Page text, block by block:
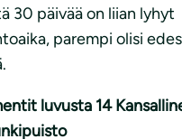
30 päivää on liian lyhyt
parempi olisi
luvusta 14